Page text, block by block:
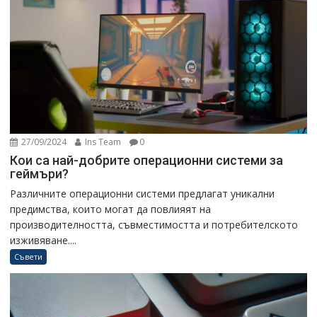
27/09/2024 Ins Team 0
Кои са най-добрите операционни системи за
геймъри?
Различните операционни системи предлагат уникални
предимства, които могат да повлияят на
производителността, съвместимостта и потребителското
изживяване....
Съвети